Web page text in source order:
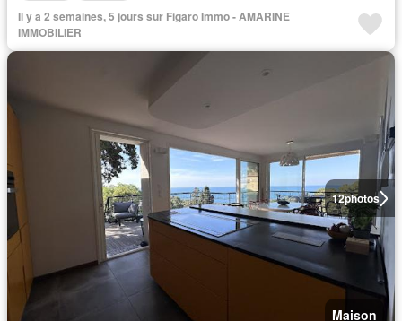
Il y a 2 semaines, 5 jours sur Figaro Immo - AMARINE
IMMOBILIER
12photos
Maison